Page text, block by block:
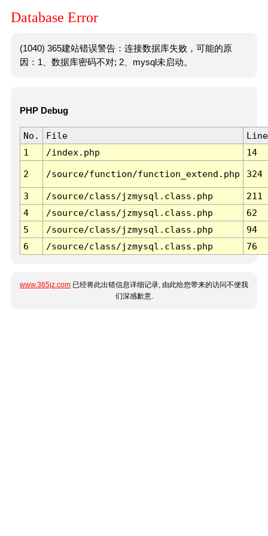
Database Error
(1040) 365建站错误警告：连接数据库失败，可能的原
因：1、数据库密码不对; 2、mysql未启动。
PHP Debug
No. File
Line
1
/index.php 14
2 /source/function/function_extend.php 324
3 /source/class/jzmysql.class.php
211
4
/source/class/jzmysql.class.php
62
5
/source/class/jzmysql.class.php
94
6
/source/class/jzmysql.class.php 76
www.365jz.com 已经将此出错信息详细记录, 由此给您带来的访问不便我
们深感歉意.